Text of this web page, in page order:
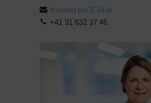
Kontakt per E-Mail
+41 31 632 37 46